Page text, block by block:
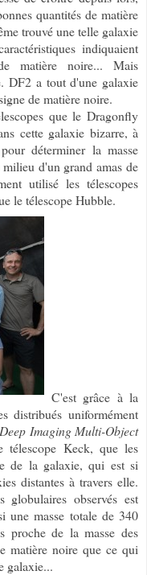
quantités de matière
trouvé une telle galaxie
indiquaient
matière noire... Mais
DF2 a tout d'une galaxie
de matière noire.
que le Dragonfly
cette galaxie bizarre, à
déterminer la masse
d'un grand amas de
utilisé les télescopes
le télescope Hubble.
C'est grâce à la
distribués uniformément
Deep Imaging Multi-Object
Keck, que les
de la galaxie, qui est si
distantes à travers elle.
observés est
une masse totale de 340
proche de la masse des
matière noire que ce qui
galaxie...